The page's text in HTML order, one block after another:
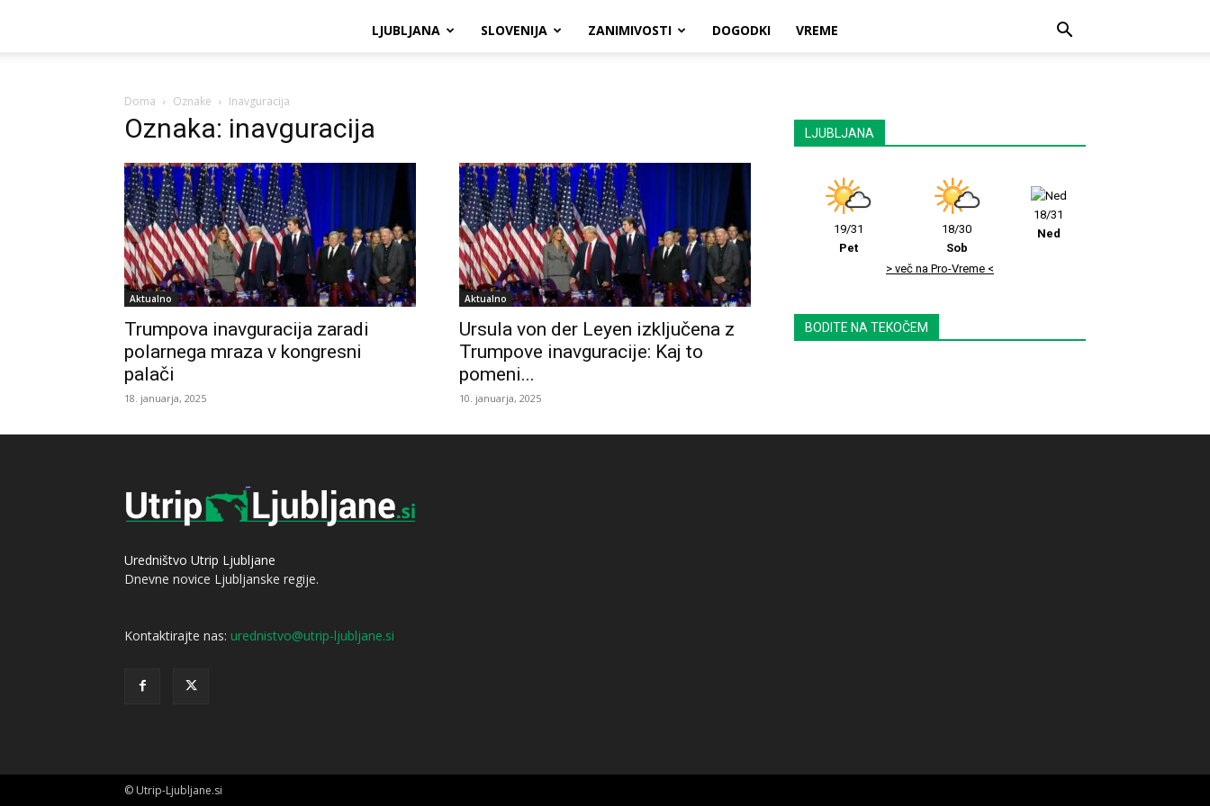
LJUBLJANA SLOVENIJA ZANIMIVOSTI DOGODKI VREME
Doma Oznake Inavguracija
Oznaka: inavguracija
Aktualno
Trumpova inavguracija zaradi
polarnega mraza v kongresni
palači
18. januarja, 2025
Aktualno
Ursula von der Leyen izključena z
Trumpove inavguracije: Kaj to
pomeni...
10. januarja, 2025
LJUBLJANA
19/31
Pet
18/30
Sob
18/31
Ned
> več na Pro-Vreme <
BODITE NA TEKOČEM
Uredništvo Utrip Ljubljane
Dnevne novice Ljubljanske regije.
Kontaktirajte nas: urednistvo@utrip-ljubljane.si
© Utrip-Ljubljane.si